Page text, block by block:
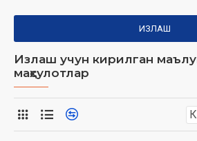
ИЗЛАШ
Излаш учун кирилган
маҳсулотлар